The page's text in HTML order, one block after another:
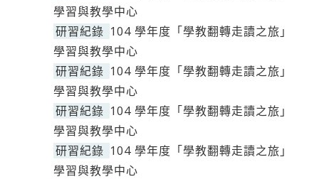
學習與教學中心
研習紀錄 104 學年度「學教翻轉走讀之旅」
學習與教學中心
研習紀錄 104 學年度「學教翻轉走讀之旅」
學習與教學中心
研習紀錄 104 學年度「學教翻轉走讀之旅」
學習與教學中心
研習紀錄 104 學年度「學教翻轉走讀之旅」
學習與教學中心